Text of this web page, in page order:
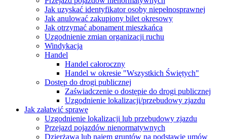
Jak uzyskać identyfikator osoby niepełnosprawnej
Jak anulować zakupiony bilet okresowy
Jak otrzymać abonament mieszkańca
Uzgodnienie zmian organizacji ruchu
Windykacja
Handel
Handel całoroczny
Handel w okresie "Wszystkich Świętych"
Dostęp do drogi publicznej
Zaświadczenie o dostępie do drogi publicznej
Uzgodnienie lokalizacji/przebudowy zjazdu
Jak załatwić sprawę
Uzgodnienie lokalizacji lub przebudowy zjazdu
Przejazd pojazdów nienormatywnych
Dzierżawa lub najem gruntów na podstawie umów